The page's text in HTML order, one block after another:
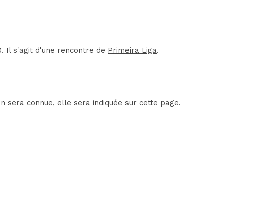
Il s'agit d'une rencontre de Primeira Liga.
sera connue, elle sera indiquée sur cette page.